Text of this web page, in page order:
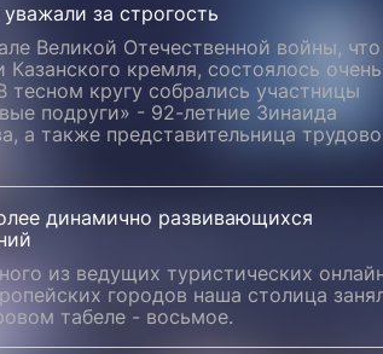
за строгость
Великой Отечественной войны, что
кремля, состоялось очень
кругу собрались участницы
подруги» - 92-летние Зинаида
а также представительница
динамично развивающихся
из ведущих туристических
городов наша столица
табеле - восьмое.